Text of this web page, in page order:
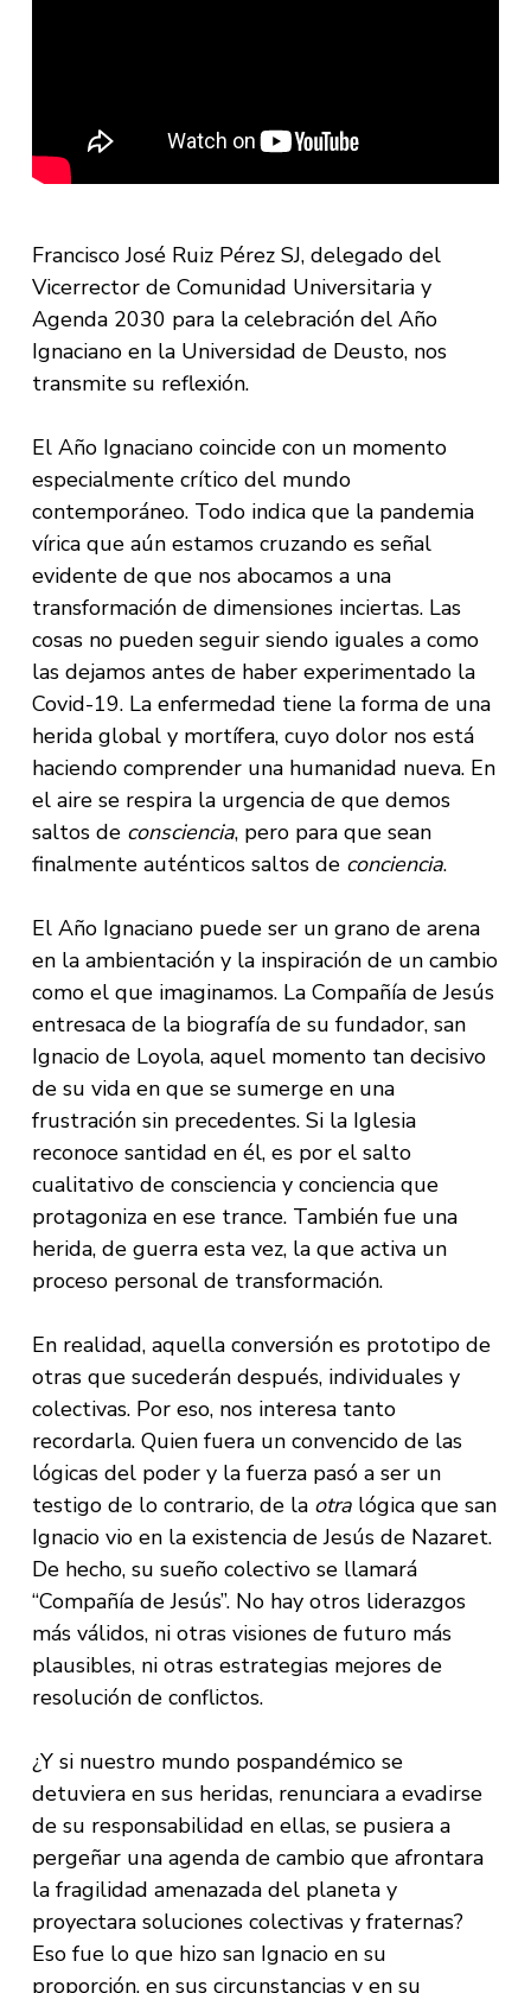
Francisco José Ruiz Pérez SJ, delegado del
Vicerrector de Comunidad Universitaria y
Agenda 2030 para la celebración del Año
Ignaciano en la Universidad de Deusto, nos
transmite su reflexión.
El Año Ignaciano coincide con un momento
especialmente crítico del mundo
contemporáneo. Todo indica que la pandemia
vírica que aún estamos cruzando es señal
evidente de que nos abocamos a una
transformación de dimensiones inciertas. Las
cosas no pueden seguir siendo iguales a como
las dejamos antes de haber experimentado la
Covid-19. La enfermedad tiene la forma de una
herida global y mortífera, cuyo dolor nos está
haciendo comprender una humanidad nueva. En
el aire se respira la urgencia de que demos
saltos de consciencia, pero para que sean
finalmente auténticos saltos de conciencia.
El Año Ignaciano puede ser un grano de arena
en la ambientación y la inspiración de un cambio
como el que imaginamos. La Compañía de Jesús
entresaca de la biografía de su fundador, san
Ignacio de Loyola, aquel momento tan decisivo
de su vida en que se sumerge en una
frustración sin precedentes. Si la Iglesia
reconoce santidad en él, es por el salto
cualitativo de consciencia y conciencia que
protagoniza en ese trance. También fue una
herida, de guerra esta vez, la que activa un
proceso personal de transformación.
En realidad, aquella conversión es prototipo de
otras que sucederán después, individuales y
colectivas. Por eso, nos interesa tanto
recordarla. Quien fuera un convencido de las
lógicas del poder y la fuerza pasó a ser un
testigo de lo contrario, de la otra lógica que san
Ignacio vio en la existencia de Jesús de Nazaret.
De hecho, su sueño colectivo se llamará
“Compañía de Jesús”. No hay otros liderazgos
más válidos, ni otras visiones de futuro más
plausibles, ni otras estrategias mejores de
resolución de conflictos.
¿Y si nuestro mundo pospandémico se
detuviera en sus heridas, renunciara a evadirse
de su responsabilidad en ellas, se pusiera a
pergeñar una agenda de cambio que afrontara
la fragilidad amenazada del planeta y
proyectara soluciones colectivas y fraternas?
Eso fue lo que hizo san Ignacio en su
proporción, en sus circunstancias y en su